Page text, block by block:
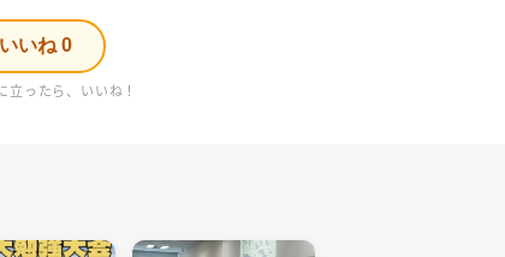
いね0
立ったら、いいね！